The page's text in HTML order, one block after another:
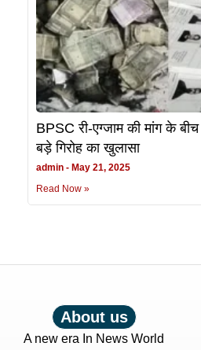
BPSC री-एग्जाम की मांग के
बड़े गिरोह का खुलासा
admin
May 21, 2025
Read Now »
About us
A new era In News World